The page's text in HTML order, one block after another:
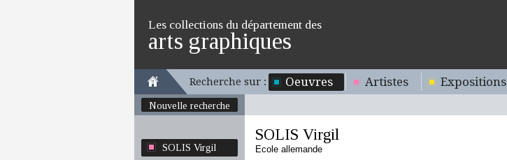
Les collections du département des
arts graphiques
Recherche sur : Oeuvres Artistes Expositions
Nouvelle recherche
SOLIS Virgil
SOLIS Virgil
Ecole allemande